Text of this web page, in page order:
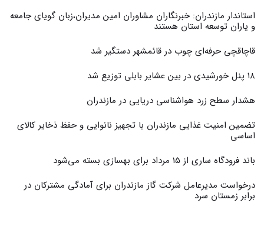
استاندار مازندران: خبرنگاران مشاوران امین مدیران،زبان گویای جامعه
و یاران توسعه استان هستند
قاچاقچی حرفه‌ای چوب در قائمشهر دستگیر شد
۱۸ پنل خورشیدی در بین عشایر بابلی توزیع شد
هشدار سطح زرد هواشناسی دریایی در مازندران
تضمین امنیت غذایی مازندران با تجهیز نانوایی و حفظ ذخایر کالای
اساسی
باند فرودگاه ساری از ۱۵ مرداد برای بهسازی بسته می‌شود
درخواست مدیرعامل شرکت گاز مازندران برای آمادگی مشترکان در
برابر زمستان سرد